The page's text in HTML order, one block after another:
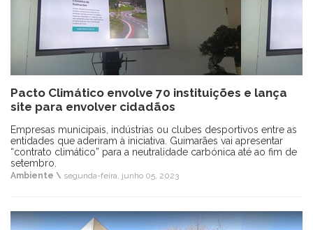
Pacto Climático envolve 70 instituições e lança
site para envolver cidadãos
Empresas municipais, indústrias ou clubes desportivos entre as
entidades que aderiram à iniciativa. Guimarães vai apresentar
“contrato climático” para a neutralidade carbónica até ao fim de
setembro.
Ambiente \ segunda-feira, junho 05, 2023